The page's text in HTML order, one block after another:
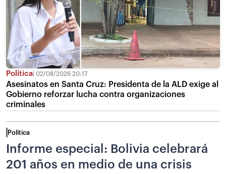
Política 02/08/2026 20:17
Asesinatos en Santa Cruz: Presidenta de la ALD exige al
Gobierno reforzar lucha contra organizaciones
criminales
Política
Informe especial: Bolivia celebrará
201 años en medio de una crisis